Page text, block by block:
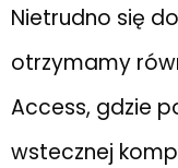
Nietrudno się
otrzymamy
Access, gdzie
wstecznej